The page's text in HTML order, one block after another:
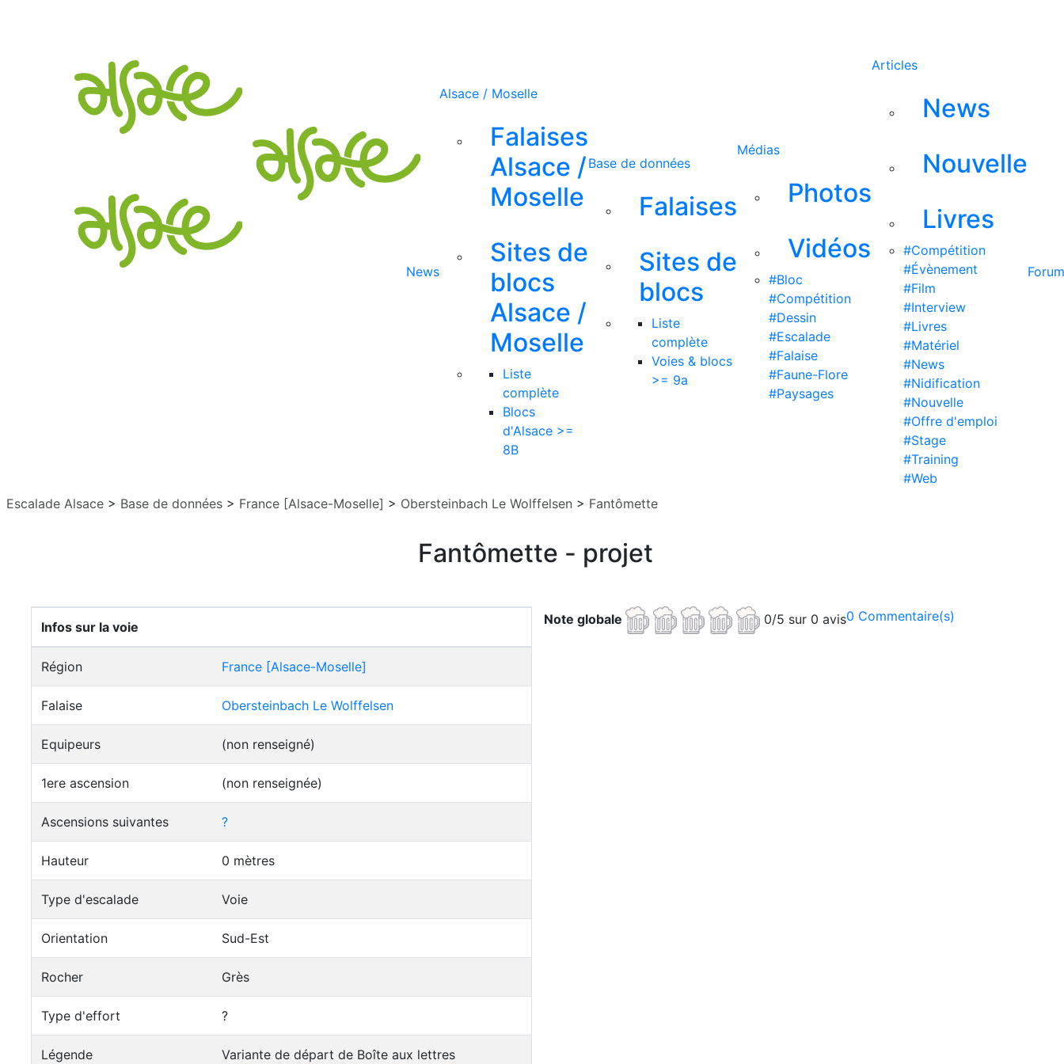
News
Alsace / Moselle
Falaises
Alsace /
Moselle
Sites de
blocs
Alsace /
Moselle
Liste
complète
Blocs
d'Alsace >=
8B
Base de données
Falaises
Sites de
blocs
Liste
complète
Voies & blocs
>= 9a
Médias
Photos
Vidéos
#Bloc
#Compétition
#Dessin
#Escalade
#Falaise
#Faune-Flore
#Paysages
Articles
News
Nouvelle
Livres
#Compétition
#Évènement
#Film
#Interview
#Livres
#Matériel
#News
#Nidification
#Nouvelle
#Offre d'emploi
#Stage
#Training
#Web
Forum
Escalade Alsace > Base de données > France [Alsace-Moselle] > Obersteinbach Le Wolffelsen > Fantômette
Fantômette - projet
Infos sur la voie
Région France [Alsace-Moselle]
Falaise Obersteinbach Le Wolffelsen
Equipeurs (non renseigné)
1ere ascension (non renseignée)
Ascensions suivantes ?
Hauteur 0 mètres
Type d'escalade Voie
Orientation Sud-Est
Rocher Grès
Type d'effort ?
Légende Variante de départ de Boîte aux lettres
0 Commentaire(s)
Note globale 0/5 sur 0 avis